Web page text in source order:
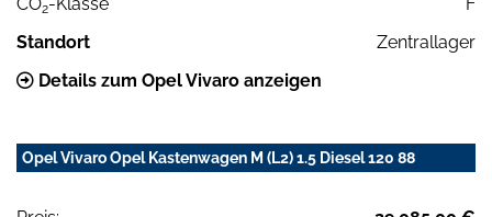
2
Standort
Zentrallager
Details zum Opel Vivaro anzeigen
Opel Vivaro Opel Kastenwagen M (L2) 1.5 Diesel 120 88